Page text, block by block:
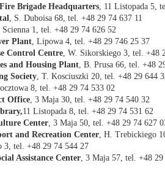
Brigade Headquarters, 11 Listopada 5,
, S. Duboisa 68, tel. +48 29 74 637 11
Scienna 1, tel. +48 29 74 626 52
Plant, Lipowa 4, tel. +48 29 746 25 37
Control Centre, W. Sikorskiego 3, tel. +48
and Housing Plant, B. Prusa 66, tel. +48
Society, T. Kosciuszki 20, tel. +48 29 644
8, tel. +48 29 74 533 02
Office, 3 Maja 30, tel. +48 29 74 540 32
11 Listopada 8, tel. +48 29 74 531 62
Center, 3 Maja 50, tel. +48 29 74 627
and Recreation Center, H. Trebickiego
3, tel. +48 29 74 544 27
Assistance Center, 3 Maja 57, tel. +48 29